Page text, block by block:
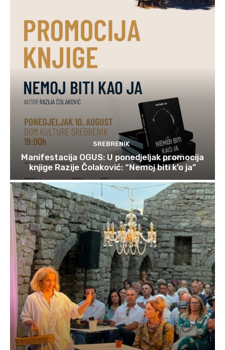
SREBRENIK
Manifestacija OGUS: U ponedjeljak promocija
knjige Razije Čolaković: “Nemoj biti k’o ja”